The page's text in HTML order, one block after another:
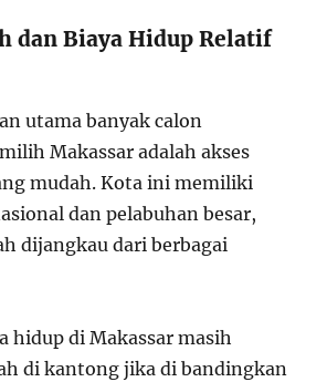
dan Biaya Hidup Relatif
utama banyak calon
Makassar adalah akses
mudah. Kota ini memiliki
dan pelabuhan besar,
dijangkau dari berbagai
hidup di Makassar masih
di kantong jika di bandingkan